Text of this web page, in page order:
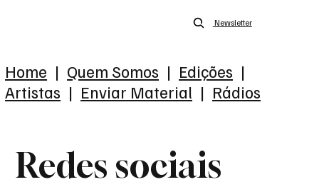
Newsletter
Home | Quem Somos | Edições |
Artistas | Enviar Material | Rádios
Redes sociais